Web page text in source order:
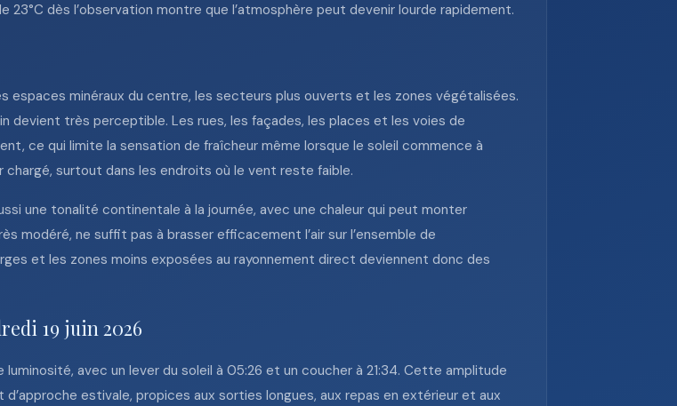
dès l’observation montre que l’atmosphère peut devenir lourde rapidement.
minéraux du centre, les secteurs plus ouverts et les zones végétalisées.
devient très perceptible. Les rues, les façades, les places et les voies de
ce qui limite la sensation de fraîcheur même lorsque le soleil commence à
chargé, surtout dans les endroits où le vent reste faible.
une tonalité continentale à la journée, avec une chaleur qui peut monter
modéré, ne suffit pas à brasser efficacement l’air sur l’ensemble de
et les zones moins exposées au rayonnement direct deviennent donc des
19 juin 2026
avec un lever du soleil à 05:26 et un coucher à 21:34. Cette amplitude
estivale, propices aux sorties longues, aux repas en extérieur et aux